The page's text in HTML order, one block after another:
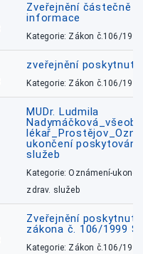
Zveřejnění částečně
informace
Kategorie: Zákon č.106/1999
zveřejnění
Kategorie: Zákon č.106/1999
MUDr. Ludmila
ukončení
služeb
Kategorie: Oznámení-
zdrav. služeb
Zveřejnění
zákona č. 106/1999
Kategorie: Zákon č.106/1999